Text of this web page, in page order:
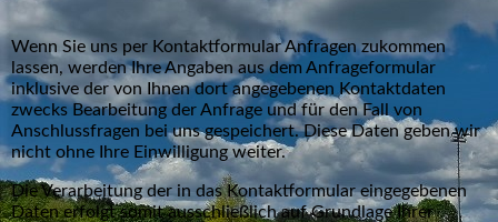
Wenn Sie uns per Kontaktformular Anfragen zukommen
lassen, werden Ihre Angaben aus dem Anfrageformular
inklusive der von Ihnen dort angegebenen Kontaktdaten
zwecks Bearbeitung der Anfrage und für den Fall von
Anschlussfragen bei uns gespeichert. Diese Daten geben wir
nicht ohne Ihre Einwilligung weiter.
Die Verarbeitung der in das Kontaktformular eingegebenen
Daten erfolgt somit ausschließlich auf Grundlage Ihrer